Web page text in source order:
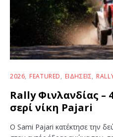
2026 FEATURED ΕΙΔΉΣΕΙΣ
Rally Φινλανδίας –
σερί νίκη Pajari
Ο Sami Pajari κατέκτησε την